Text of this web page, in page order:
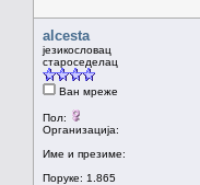
alcesta
језикословац
староседелац
Ван мреже
Пол:
Организација:
Име и презиме:
Поруке: 1.865